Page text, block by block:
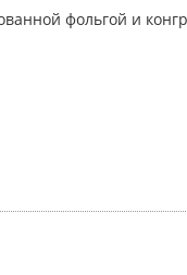
фольгой и